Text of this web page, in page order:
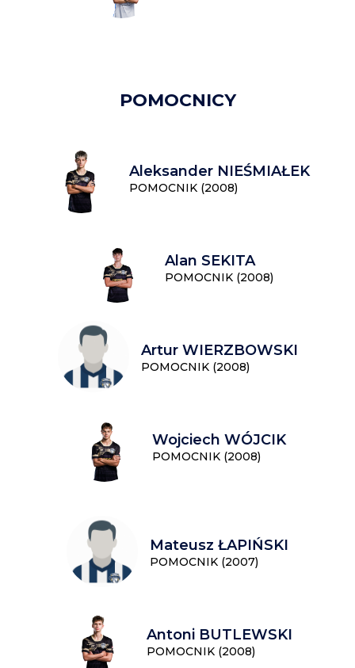
POMOCNICY
Aleksander NIEŚMIAŁEK
POMOCNIK (2008)
Alan SEKITA
POMOCNIK (2008)
Artur WIERZBOWSKI
POMOCNIK (2008)
Wojciech WÓJCIK
POMOCNIK (2008)
Mateusz ŁAPIŃSKI
POMOCNIK (2007)
Antoni BUTLEWSKI
POMOCNIK (2008)